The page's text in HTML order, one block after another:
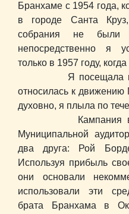
Бранхаме с 1954 года,
в городе Санта
собрания не были
непосредственно я
только в 1957 году,
Я посещала
относилась к движению
духовно, я плыла по
Кампания в
Муниципальной
два друга: Рой
Используя прибыль
они основали
использовали эти
брата Бранхама в